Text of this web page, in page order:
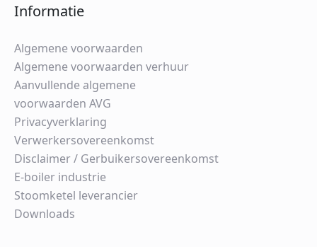
Informatie
Algemene voorwaarden
Algemene voorwaarden verhuur
Aanvullende algemene
voorwaarden AVG
Privacyverklaring
Verwerkersovereenkomst
Disclaimer / Gerbuikersovereenkomst
E-boiler industrie
Stoomketel leverancier
Downloads